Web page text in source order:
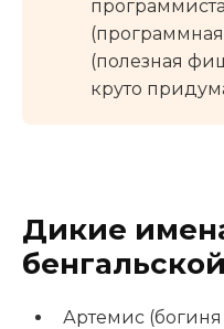
(полезная
круто
Дикие
Артемис (богиня